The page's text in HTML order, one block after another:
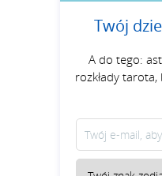
Twój
A do tego:
rozkłady